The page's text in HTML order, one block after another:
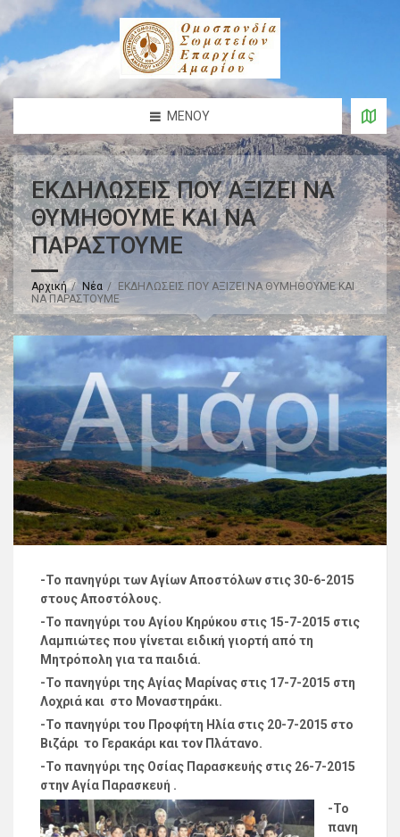
ΜΕΝΟΎ
ΕΚΔΗΛΩΣΕΙΣ ΠΟΥ ΑΞΙΖΕΙ ΝΑ
ΘΥΜΗΘΟΥΜΕ ΚΑΙ ΝΑ
ΠΑΡΑΣΤΟΥΜΕ
Αρχική Νέα
ΕΚΔΗΛΩΣΕΙΣ ΠΟΥ ΑΞΙΖΕΙ ΝΑ ΘΥΜΗΘΟΥΜΕ ΚΑΙ
ΝΑ ΠΑΡΑΣΤΟΥΜΕ
-Το πανηγύρι των Αγίων Αποστόλων στις 30-6-2015
στους Αποστόλους.
-Το πανηγύρι του Αγίου Κηρύκου στις 15-7-2015 στις
Λαμπιώτες που γίνεται ειδική γιορτή από τη
Μητρόπολη για τα παιδιά.
-Το πανηγύρι της Αγίας Μαρίνας στις 17-7-2015 στη
Λοχριά και στο Μοναστηράκι.
-Το πανηγύρι του Προφήτη Ηλία στις 20-7-2015 στο
Βιζάρι το Γερακάρι και τον Πλάτανο.
-Το πανηγύρι της Οσίας Παρασκευής στις 26-7-2015
στην Αγία Παρασκευή .
-Το
πανη